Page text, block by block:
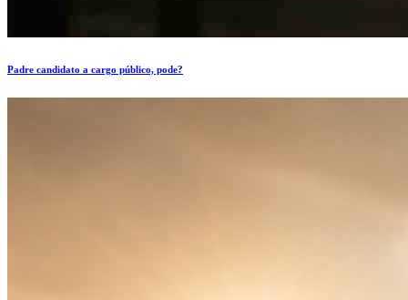
Padre candidato a cargo público, pode?